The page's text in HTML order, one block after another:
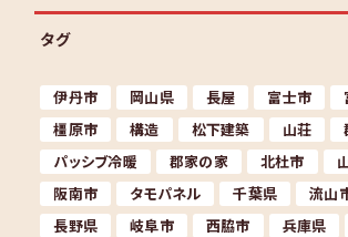
タグ
伊丹市 岡山県 長屋 富士市
橿原市
構造 松下建築 山荘
パッシブ冷暖
郡家の家 北杜市
阪南市
タモパネル 千葉県
流山
長野県
岐阜市 西脇市 兵庫県